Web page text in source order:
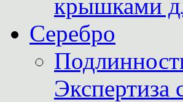
крышками
Серебро
Экспертиза